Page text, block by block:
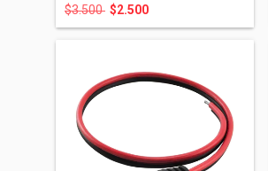
$3.500 $2.500